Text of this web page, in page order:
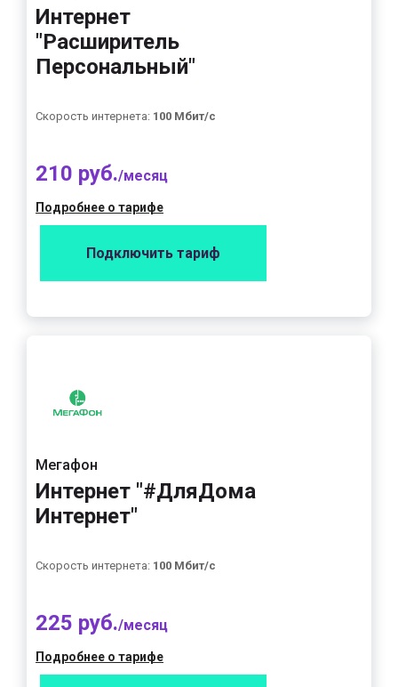
Интернет
"Расширитель
Персональный"
Скорость интернета: 100 Мбит/с
210 руб./месяц
Подробнее о тарифе
Подключить тариф
Мегафон
Интернет "#ДляДома
Интернет"
Скорость интернета: 100 Мбит/с
225 руб./месяц
Подробнее о тарифе